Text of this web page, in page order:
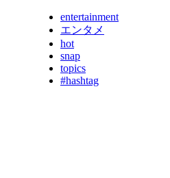
entertainment
エンタメ
hot
snap
topics
#hashtag